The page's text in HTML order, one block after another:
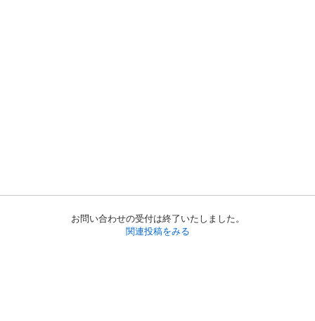
お問い合わせの受付は終了いたしました。
関連投稿をみる